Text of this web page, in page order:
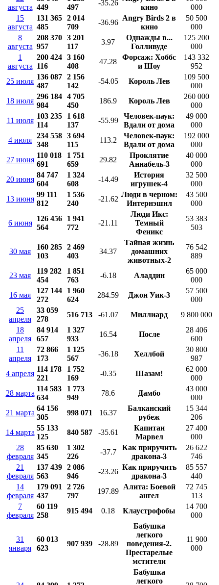
августа 449
497
-35.26
кино
000
15
августа
131 365
485
2 014
709
-36.96
Angry Birds 2 в
кино
50 500
000
8
августа
208 370
957
3 201
117
3.97
Однажды в...
Голливуде
125 200
000
1
августа
200 424
116
3 160
408
47.28
Форсаж: Хоббс
и Шоу
143 332
952
25 июля
136 087
487
2 156
142
-54.05 Король Лев
109 500
000
18 июля
296 184
984
4 705
450
186.9 Король Лев
260 000
000
11 июля
103 235
114
1 618
137
-55.99
Человек-паук:
Вдали от дома
49 000
000
4 июля
234 558
348
3 694
115
113.2
Человек-паук:
Вдали от дома
192 000
000
27 июня
110 018
691
1 751
659
29.82
Проклятие
Аннабель-3
40 000
000
20 июня
84 747
604
1 324
608
-14.49
История
игрушек-4
32 500
000
13 июня
99 111
812
1 536
240
-21.62
Люди в черном:
Интернэшнл
43 500
000
6 июня
126 456
564
1 941
772
-21.11
Люди Икс:
Темный
Феникс
53 383
503
30 мая
160 285
103
2 469
403
34.37
Тайная жизнь
домашних
животных-2
76 542
889
23 мая
119 282
454
1 851
763
-6.18 Аладдин
65 000
000
16 мая
127 144
272
1 960
624
284.59 Джон Уик-3
57 500
000
25
апреля
33 059
278
516 713 -61.07 Миллиард
9 800 000
18
апреля
84 914
657
1 327
933
16.54 После
28 406
600
11
апреля
72 866
173
1 125
567
-36.18 Хеллбой
30 800
987
4 апреля
114 178
221
1 752
169
-0.35 Шазам!
62 000
000
28 марта
114 583
634
1 773
949
78.6 Дамбо
43 000
000
21 марта
64 156
305
998 071 16.37
Балканский
рубеж
15 344
206
14 марта
55 133
125
840 587 -35.61
Капитан
Марвел
27 400
000
28
февраля
85 630
345
1 302
226
-37.7
Как приручить
дракона-3
26 622
746
21
февраля
137 439
563
2 086
946
-23.26
Как приручить
дракона-3
85 557
440
14
февраля
179 091
437
2 726
797
197.89
Алита: Боевой
ангел
72 745
113
7
февраля
60 119
258
915 494 0.18 Клаустрофобы
14 700
000
31
января
60 013
623
907 939 -28.89
Бабушка
легкого
поведения-2.
Престарелые
мстители
11 900
000
Бабушка
легкого